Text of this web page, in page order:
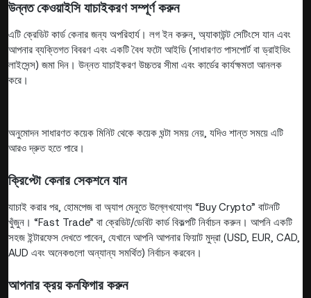
উন্নত কেওয়াইসি যাচাইকরণ সম্পূর্ণ করুন
এটি ক্রেডিট কার্ড কেনার জন্য অপরিহার্য। লগ ইন করুন, অ্যাকাউন্ট সেটিংসে যান এবং
আপনার ব্যক্তিগত বিবরণ এবং একটি বৈধ ফটো আইডি (সাধারণত পাসপোর্ট বা ড্রাইভিং
লাইসেন্স) জমা দিন। উন্নত যাচাইকরণ উচ্চতর সীমা এবং কার্ডের কার্যক্ষমতা আনলক
করে।
অনুমোদন সাধারণত কয়েক মিনিট থেকে কয়েক ঘন্টা সময় নেয়, যদিও শান্ত সময়ে এটি
আরও দ্রুত হতে পারে।
ক্রিপ্টো কেনার সেকশনে যান
যাচাই করার পর, হোমপেজ বা অ্যাপ মেনুতে উল্লেখযোগ্য “Buy Crypto” বাটনটি
খুঁজুন। “Fast Trade” বা ক্রেডিট/ডেবিট কার্ড বিকল্পটি নির্বাচন করুন। আপনি একটি
সহজ ইন্টারফেস দেখতে পাবেন, যেখানে আপনি আপনার ফিয়াট মুদ্রা (USD, EUR, CAD,
AUD এবং অনেকগুলো অন্যান্য সমর্থিত) নির্বাচন করবেন।
আপনার ক্রয় কনফিগার করুন